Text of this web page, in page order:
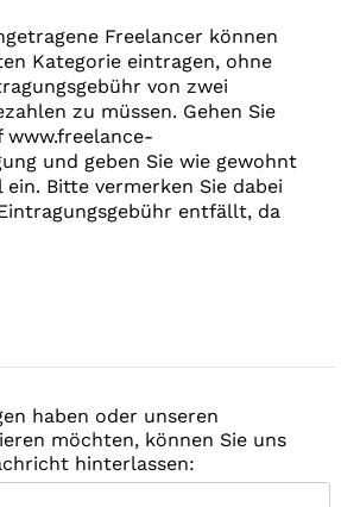
Freelancer können
Kategorie eintragen, ohne
von zwei
zu müssen. Gehen Sie
www.freelance-
und geben Sie wie gewohnt
Bitte vermerken Sie dabei
entfällt, da
haben oder unseren
möchten, können Sie uns
hinterlassen: